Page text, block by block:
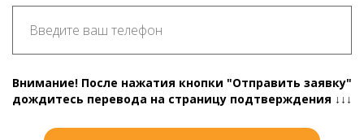
Внимание! После нажатия кнопки "Отправить заявку"
дождитесь перевода на страницу подтверждения ↓↓↓